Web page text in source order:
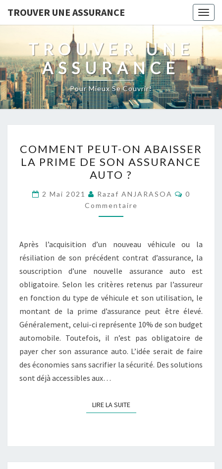
TROUVER UNE ASSURANCE
TROUVER UNE
ASSURANCE
Pour Mieux Se Couvrir!
PEUT-
ON
ABAISSER
LA
PRIME
DE
ASSURANCE
AUTO
?
COMMENT PEUT-ON ABAISSER
LA PRIME DE SON ASSURANCE
AUTO ?
2 Mai 2021 Razaf ANJARASOA
0
Commentaire
Après l’acquisition d’un nouveau véhicule ou la
résiliation de son précédent contrat d’assurance, la
souscription d’une nouvelle assurance auto est
obligatoire. Selon les critères retenus par l’assureur
en fonction du type de véhicule et son utilisation, le
montant de la prime d’assurance peut être élevé.
Généralement, celui-ci représente 10% de son budget
automobile. Toutefois, il n’est pas obligatoire de
payer cher son assurance auto. L’idée serait de faire
des économies sans sacrifier la sécurité. Des solutions
sont déjà accessibles aux…
LIRE LA SUITELIRE LA SUITE